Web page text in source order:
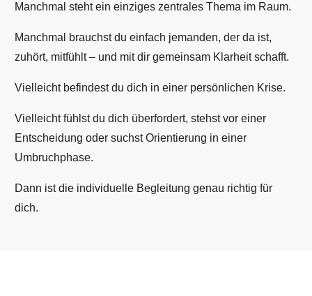
Manchmal steht ein einziges zentrales Thema im Raum.
Manchmal brauchst du einfach jemanden, der da ist,
zuhört, mitfühlt – und mit dir gemeinsam Klarheit schafft.
Vielleicht befindest du dich in einer persönlichen Krise.
Vielleicht fühlst du dich überfordert, stehst vor einer
Entscheidung oder suchst Orientierung in einer
Umbruchphase.
Dann ist die individuelle Begleitung genau richtig für
dich.